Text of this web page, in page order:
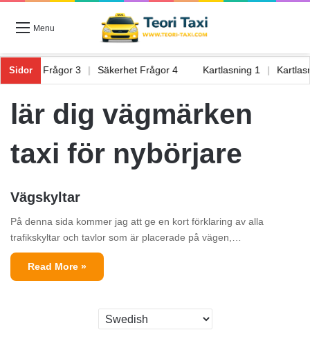
Menu
Sidor
Säkerhet Frågor 3 | Säkerhet Frågor 4 Kartlasning 1 |
lär dig vägmärken
taxi för nybörjare
Vägskyltar
På denna sida kommer jag att ge en kort förklaring av alla
trafikskyltar och tavlor som är placerade på vägen,…
Read More »